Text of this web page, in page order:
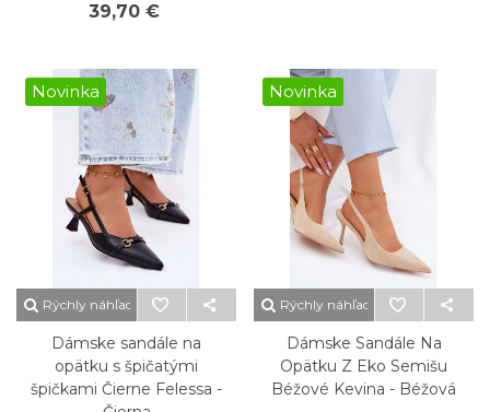
39,70 €
Novinka
Rýchly náhľad
Dámske sandále na
opätku s špičatými
špičkami Čierne Felessa -
Novinka
Rýchly náhľad
Dámske Sandále Na
Opätku Z Eko Semišu
Béžové Kevina - Béžová